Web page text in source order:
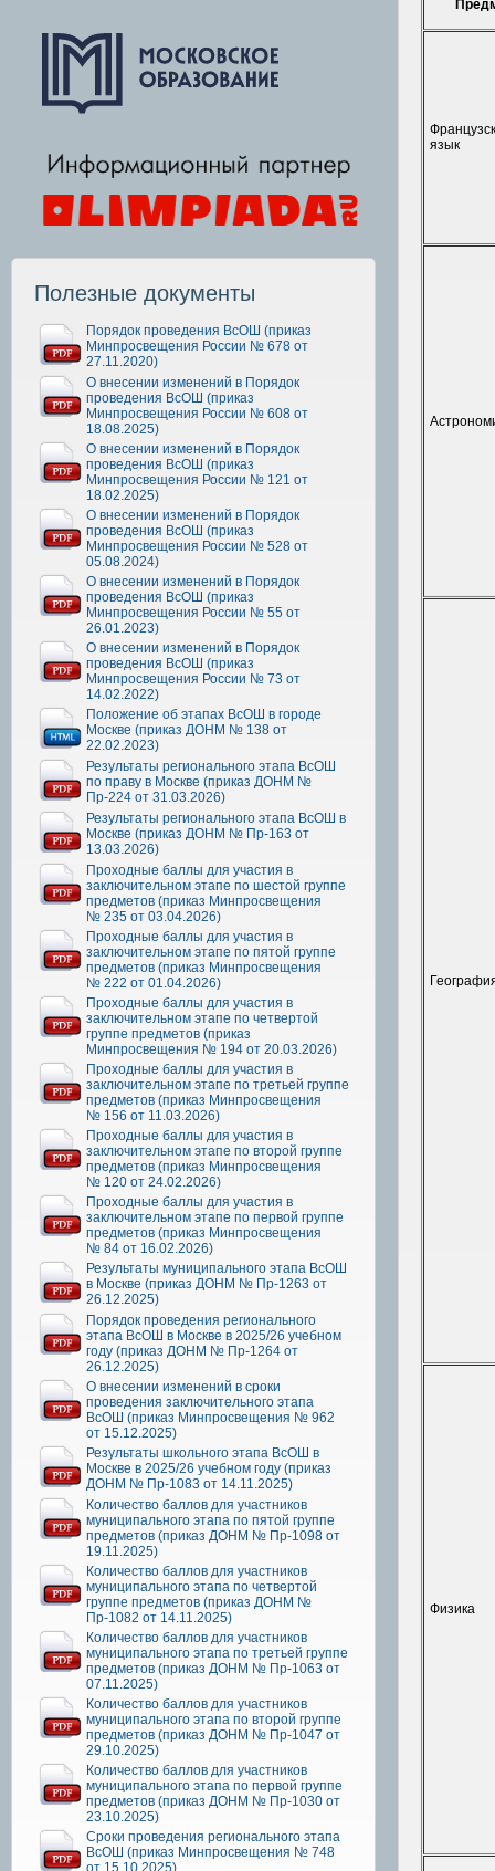
Полезные документы
Порядок проведения ВсОШ (приказ
Минпросвещения России № 678 от
27.11.2020)
О внесении изменений в Порядок
проведения ВсОШ (приказ
Минпросвещения России № 608 от
18.08.2025)
О внесении изменений в Порядок
проведения ВсОШ (приказ
Минпросвещения России № 121 от
18.02.2025)
О внесении изменений в Порядок
проведения ВсОШ (приказ
Минпросвещения России № 528 от
05.08.2024)
О внесении изменений в Порядок
проведения ВсОШ (приказ
Минпросвещения России № 55 от
26.01.2023)
О внесении изменений в Порядок
проведения ВсОШ (приказ
Минпросвещения России № 73 от
14.02.2022)
Положение об этапах ВсОШ в городе
Москве (приказ ДОНМ № 138 от
22.02.2023)
Результаты регионального этапа ВсОШ
по праву в Москве (приказ ДОНМ №
Пр-224 от 31.03.2026)
Результаты регионального этапа ВсОШ в
Москве (приказ ДОНМ № Пр-163 от
13.03.2026)
Проходные баллы для участия в
заключительном этапе по шестой группе
предметов (приказ Минпросвещения
№ 235 от 03.04.2026)
Проходные баллы для участия в
заключительном этапе по пятой группе
предметов (приказ Минпросвещения
№ 222 от 01.04.2026)
Проходные баллы для участия в
заключительном этапе по четвертой
группе предметов (приказ
Минпросвещения № 194 от 20.03.2026)
Проходные баллы для участия в
заключительном этапе по третьей группе
предметов (приказ Минпросвещения
№ 156 от 11.03.2026)
Проходные баллы для участия в
заключительном этапе по второй группе
предметов (приказ Минпросвещения
№ 120 от 24.02.2026)
Проходные баллы для участия в
заключительном этапе по первой группе
предметов (приказ Минпросвещения
№ 84 от 16.02.2026)
Результаты муниципального этапа ВсОШ
в Москве (приказ ДОНМ № Пр-1263 от
26.12.2025)
Порядок проведения регионального
этапа ВсОШ в Москве в 2025/26 учебном
году (приказ ДОНМ № Пр-1264 от
26.12.2025)
О внесении изменений в сроки
проведения заключительного этапа
ВсОШ (приказ Минпросвещения № 962
от 15.12.2025)
Результаты школьного этапа ВсОШ в
Москве в 2025/26 учебном году (приказ
ДОНМ № Пр-1083 от 14.11.2025)
Количество баллов для участников
муниципального этапа по пятой группе
предметов (приказ ДОНМ № Пр-1098 от
19.11.2025)
Количество баллов для участников
муниципального этапа по четвертой
группе предметов (приказ ДОНМ №
Пр-1082 от 14.11.2025)
Количество баллов для участников
муниципального этапа по третьей группе
предметов (приказ ДОНМ № Пр-1063 от
07.11.2025)
Количество баллов для участников
муниципального этапа по второй группе
предметов (приказ ДОНМ № Пр-1047 от
29.10.2025)
Количество баллов для участников
муниципального этапа по первой группе
предметов (приказ ДОНМ № Пр-1030 от
23.10.2025)
Сроки проведения регионального этапа
ВсОШ (приказ Минпросвещения № 748
от 15.10.2025)
язык
Физика